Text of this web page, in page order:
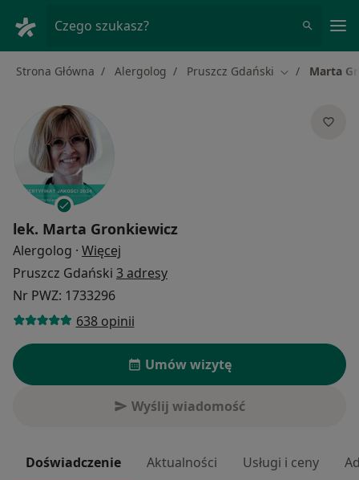
Czego szukasz?
Strona Główna Alergolog Pruszcz Gdański Zmień miasto
Marta
lek. Marta Gronkiewicz
Alergolog · Więcej
Pruszcz Gdański 3 adresy
Nr PWZ: 1733296
638 opinii
Umów wizytę
Wyślij wiadomość
Doświadczenie Aktualności Usługi i ceny